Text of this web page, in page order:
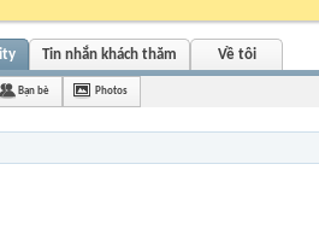
Tin nhắn khách thăm Về tôi
Bạn bè Photos